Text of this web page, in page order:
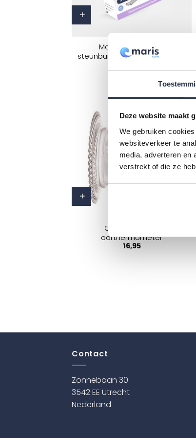
Deze website maakt
We gebruiken
websiteverkeer te
media, adverteren en
verstrekt of die ze
MarisGrip Elastisch
steunbuisverband Maat C – 10
22,95
Toevoegen aan
Oorkapjes voor
oorthermometer
16,95
Contact
Zonnebaan 30
3542 EE Utrecht
Nederland